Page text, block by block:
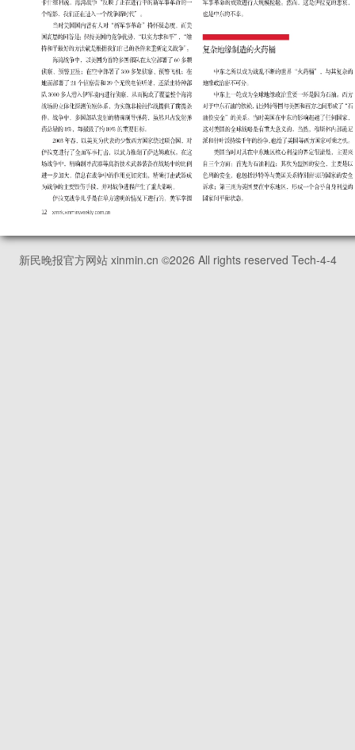
新民晚报官方网站 xinmin.cn ©2026 All rights reserved Tech-4-4